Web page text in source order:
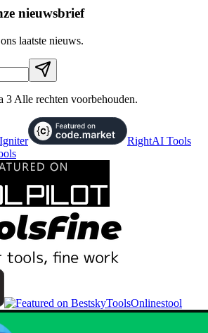
nieuwsbrief
laatste nieuws.
Alle rechten voorbehouden.
RightAI Tools
Onlinestool